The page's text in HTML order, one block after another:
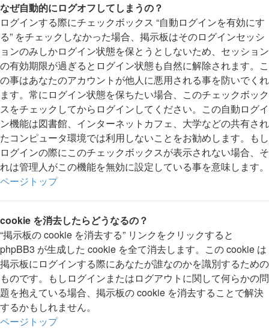
なぜ自動的にログオフしてしまうの？
ログインする際にチェックボックス “自動ログインを有効にす
る” をチェックしなかった場合、掲示板はそのログインセッシ
ョンのみしかログイン状態を保とうとしないため、セッション
の有効期限が過ぎるとログイン状態も自然に解除されます。こ
の事はあなたのアカウントが他人に悪用される事を防いでくれ
ます。常にログイン状態を保ちたい場合、このチェックボック
スをチェックしてからログインしてください。この自動ログイ
ン機能は図書館、インターネットカフェ、大学などの共有され
たコンピュータ環境では利用しないことをお勧めします。もし
ログインの際にこのチェックボックスが表示されない場合、そ
れは管理人がこの機能を無効に設定している事を意味します。
ページトップ
cookie を消去したらどうなるの？
“掲示板の cookie を消去する” リンクをクリックすると
phpBB3 が生成した cookie を全て消去します。この cookie は
掲示板にログインする際にあなたが誰なのかを識別するための
ものです。もしログインまたはログアウトに関して何らかの問
題を抱えている場合、掲示板の cookie を消去することで解決
するかもしれません。
ページトップ